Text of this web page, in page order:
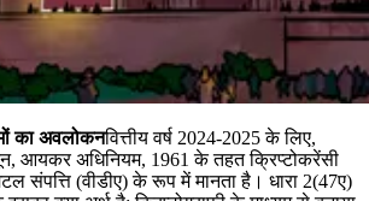
का अवलोकनवित्तीय वर्ष 2024-2025 के लिए,
आयकर अधिनियम, 1961 के तहत क्रिप्टोकरेंसी
संपत्ति (वीडीए) के रूप में मानता है। धारा 2(47ए)